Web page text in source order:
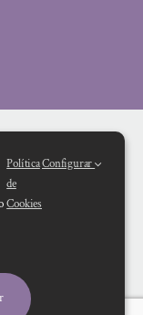
Sin embargo, los
o la Comisión
ser consideradas
Política
de
Cookies
Configurar